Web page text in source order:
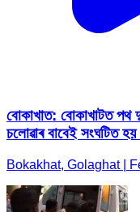
বোকাখাত: বোকাখাটত পথ
চলোৱাৰ বাবেই সংঘটিত
Bokakhat, Golaghat |